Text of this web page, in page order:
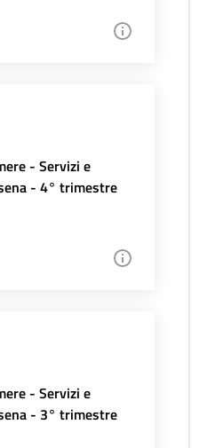
- Servizi e
- 4° trimestre
- Servizi e
- 3° trimestre